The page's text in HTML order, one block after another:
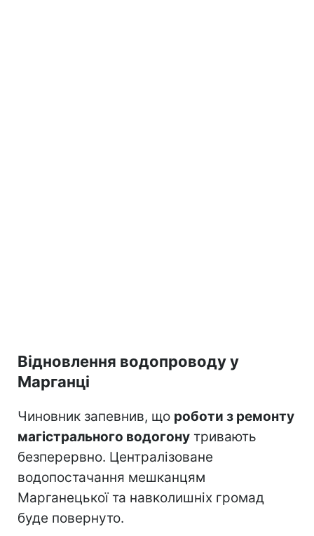
Відновлення водопроводу у
Марганці
Чиновник запевнив, що роботи з ремонту
магістрального водогону тривають
безперервно. Централізоване
водопостачання мешканцям
Марганецької та навколишніх громад
буде повернуто.